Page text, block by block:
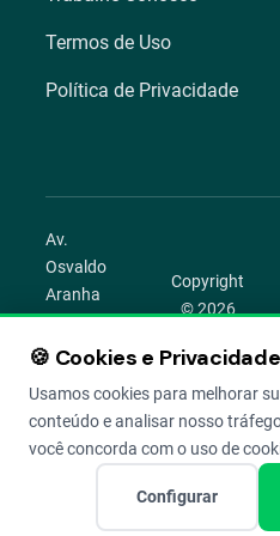
Termos de Uso
Política de Privacidade
Av.
Osvaldo
Aranha
1022 –
Bom
Porto
Alegre –
RS
Copyright
© 2026
Todos os
direitos
reservados.
🍪 Cookies e Privacidade
Usamos cookies para melhorar
conteúdo e analisar nosso
você concorda com o uso de
Configurar